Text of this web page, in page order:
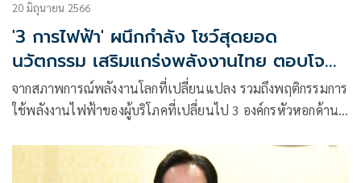
20 มิถุนายน 2566
'3 การไฟฟ้า' ผนึกกำลัง โชว์สุดยอด
นวัตกรรม เสริมแกร่งพลังงานไทย ตอบโจทย์
ผู้ใช้ไฟฟ้า
จากสภาพการณ์พลังงานโลกที่เปลี่ยนแปลง รวมถึงพฤติกรรมการ
ใช้พลังงานไฟฟ้าของผู้บริโภคที่เปลี่ยนไป 3 องค์กรหัวหอกด้าน
ประเทศไทย (กฟผ.)